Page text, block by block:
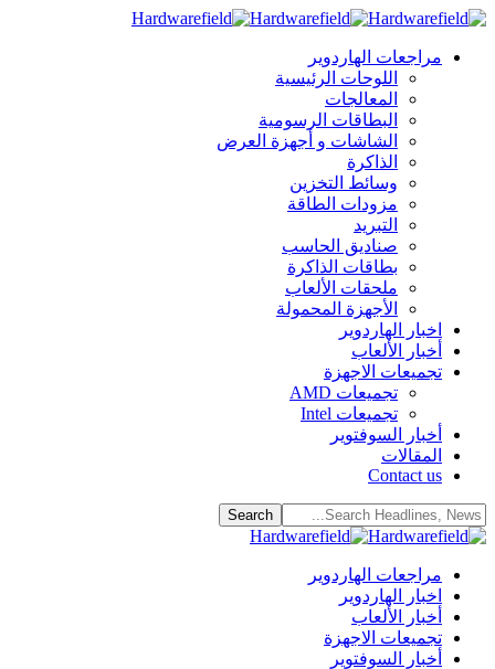
مراجعات الهاردوير
اللوحات الرئيسية
المعالجات
البطاقات الرسومية
الشاشات و أجهزة العرض
الذاكرة
وسائط التخزين
مزودات الطاقة
التبريد
صناديق الحاسب
بطاقات الذاكرة
ملحقات الألعاب
الأجهزة المحمولة
اخبار الهاردوير
أخبار الألعاب
تجميعات الاجهزة
تجميعات AMD
تجميعات Intel
أخبار السوفتوير
المقالات
Contact us
مراجعات الهاردوير
اخبار الهاردوير
أخبار الألعاب
تجميعات الاجهزة
أخبار السوفتوير